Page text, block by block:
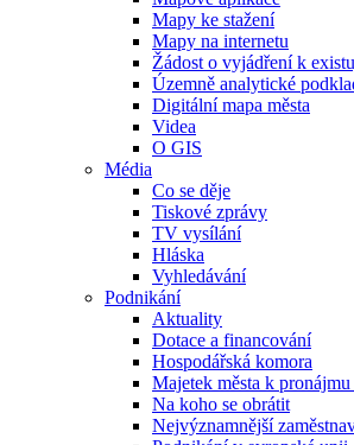
Mapy ke stažení
Mapy na internetu
Žádost o vyjádření k
Územně analytické
Digitální mapa města
Videa
O GIS
Média
Co se děje
Tiskové zprávy
TV vysílání
Hláska
Vyhledávání
Podnikání
Aktuality
Dotace a financování
Hospodářská komora
Majetek města k
Na koho se obrátit
Nejvýznamnější